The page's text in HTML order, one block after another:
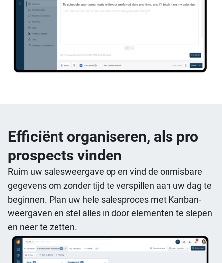
Efficiënt organiseren, als pro
prospects vinden
Ruim uw salesweergave op en vind de onmisbare
gegevens om zonder tijd te verspillen aan uw dag te
beginnen. Plan uw hele salesproces met Kanban-
weergaven en stel alles in door elementen te slepen
en neer te zetten.